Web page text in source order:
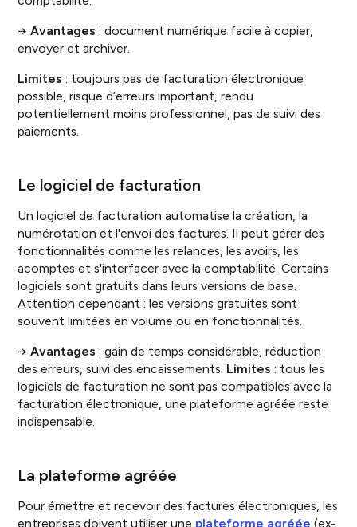
→Avantages: document numérique facile à copier,
envoyer et archiver.
Limites: toujours pas de facturation électronique
possible, risque d’erreurs important, rendu
potentiellement moins professionnel, pas de suivi des
paiements.
Le logiciel de facturation
Un logiciel de facturation automatise la création, la
numérotation et l'envoi des factures. Il peut gérer des
fonctionnalités comme les relances, les avoirs, les
acomptes et s'interfacer avec la comptabilité. Certains
logiciels sont gratuits dans leurs versions de base.
Attention cependant : les versions gratuites sont
souvent limitées en volume ou en fonctionnalités.
→ Avantages : gain de temps considérable, réduction
des erreurs, suivi des encaissements. Limites: tous les
logiciels de facturation ne sont pas compatibles avec la
facturation électronique, une plateforme agréée reste
indispensable.
La plateforme agréée
Pour émettre et recevoir des factures électroniques, les
entreprises doivent utiliser une plateforme agréée (ex-